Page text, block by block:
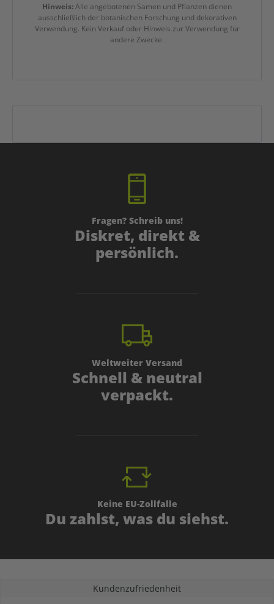
Hinweis:Alle angebotenen Samen und Pflanzen dienen
ausschließlich der botanischen Forschung und dekorativen
Verwendung. Kein Verkauf oder Hinweis zur Verwendung für
andere Zwecke.
Fragen? Schreib uns!
Diskret, direkt &
persönlich.
Weltweiter Versand
Schnell & neutral
verpackt.
Keine EU-Zollfalle
Du zahlst, was du siehst.
Kundenzufriedenheit